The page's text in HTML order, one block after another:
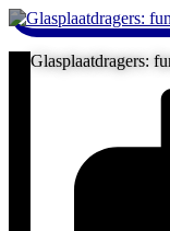
Glasplaatdragers: